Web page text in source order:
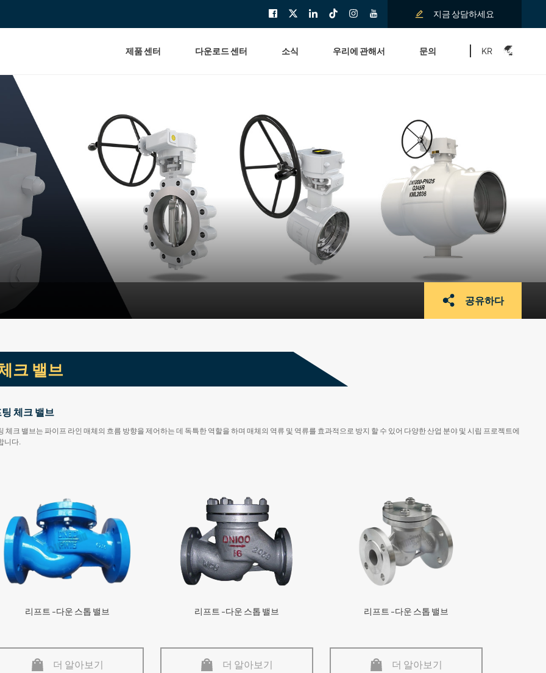
지금 상담하세요
제품 센터 다운로드 센터 소식 우리에 관해서 문의 KR
공유하다
크 밸브
체크 밸브
체크 밸브는 파이프 라인 매체의 흐름 방향을 제어하는 데 독특한 역할을 하며 매체의 역류 및 역류를 효과적으로 방지 할 수 있어 다양한 산업 분야 및 시립 프로젝트에
니다.
리프트 -다운 스톱 밸브
더 알아보기
리프트 -다운 스톱 밸브
더 알아보기
리프트 -다운 스톱 밸브
더 알아보기